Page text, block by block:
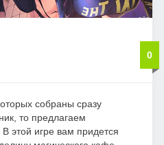
0
собраны сразу
то предлагаем
этой игре вам придется